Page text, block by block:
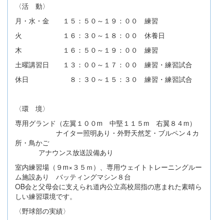
〈活 動〉
月・水・金 １５：５０～１９：００ 練習
火 １６：３０～１８：００ 休養日
木 １６：５０～１９：００ 練習
土曜講習日 １３：００～１７：００ 練習・練習試合
休日 ８：３０～１５：３０ 練習・練習試合
〈環 境〉
専用グランド（左翼１００m 中堅１１５m 右翼８４m）
ナイター照明あり・外野天然芝・ブルペン４カ
所・鳥かご
アナウンス放送設備あり
室内練習場（９m×３５ｍ）、専用ウェイトトレーニングルー
ム施設あり バッティングマシン８台
OB会と父母会に支えられ道内公立高校屈指の恵まれた素晴ら
しい練習環境です。
〈野球部の実績〉